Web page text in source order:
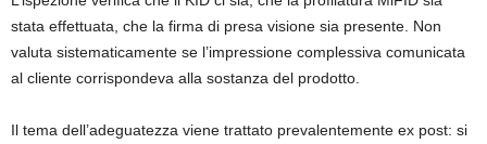
stata effettuata, che la firma di presa visione sia presente. Non
valuta sistematicamente se l’impressione complessiva comunicata
al cliente corrispondeva alla sostanza del prodotto.
Il tema dell’adeguatezza viene trattato prevalentemente ex post: si